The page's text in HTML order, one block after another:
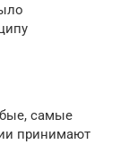
самые
принимают